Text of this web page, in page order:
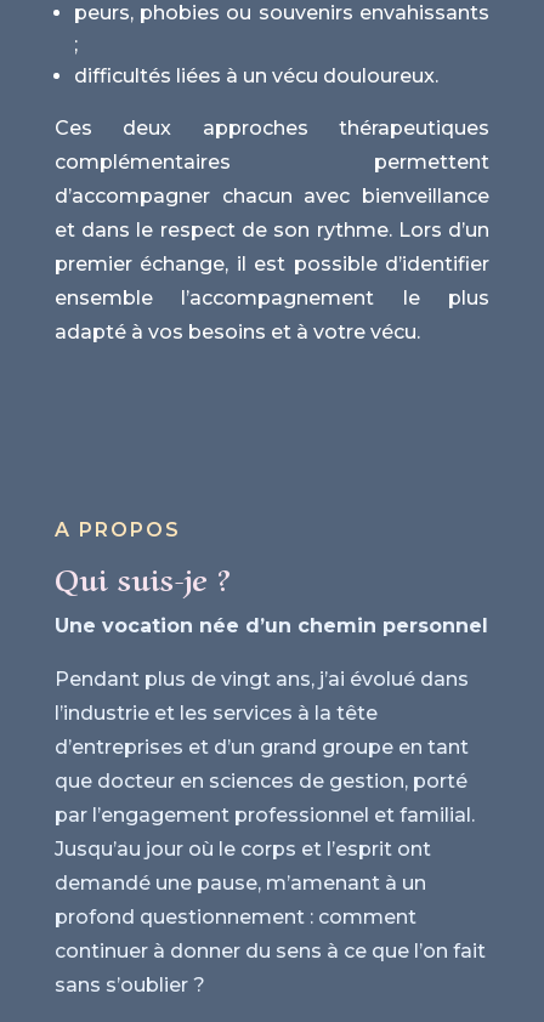
peurs, phobies ou souvenirs envahissants
;
difficultés liées à un vécu douloureux.
Ces deux approches thérapeutiques
complémentaires permettent
d’accompagner chacun avec bienveillance
et dans le respect de son rythme. Lors d’un
premier échange, il est possible d’identifier
ensemble l’accompagnement le plus
adapté à vos besoins et à votre vécu.
A PROPOS
Qui suis-je ?
Une vocation née d’un chemin personnel
Pendant plus de vingt ans, j’ai évolué dans
l’industrie et les services à la tête
d’entreprises et d’un grand groupe en tant
que docteur en sciences de gestion, porté
par l’engagement professionnel et familial.
Jusqu’au jour où le corps et l’esprit ont
demandé une pause, m’amenant à un
profond questionnement : comment
continuer à donner du sens à ce que l’on fait
sans s’oublier ?